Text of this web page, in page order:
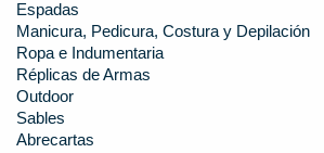
Espadas
Manicura, Pedicura, Costura y Depilación
Ropa e Indumentaria
Réplicas de Armas
Outdoor
Sables
Abrecartas